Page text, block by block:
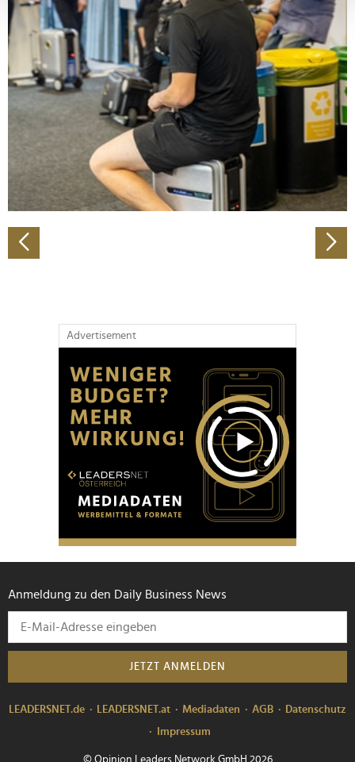
Erfahren Sie mehr darüber, wie Ihre persönlichen Daten
verarbeitet werden, und legen Sie Ihre Präferenzen im
Abschnitt Einzelheiten fest.
Wir verwenden Cookies, um Inhalte und Anzeigen zu
personalisieren, Funktionen für soziale Medien anbieten
zu können und die Zugriffe auf unsere Website zu
analysieren. Außerdem geben wir Informationen zu Ihrer
Verwendung unserer Website an unsere Partner für
soziale Medien, Werbung und Analysen weiter. Unsere
Partner führen diese Informationen möglicherweise mit
haben oder die sie im Rahmen Ihrer Nutzung der Dienste
gesammelt haben.
Advertisement
Anmeldung zu den Daily Business News
JETZT ANMELDEN
LEADERSNET.de LEADERSNET.at Mediadaten AGB
Datenschutz
Impressum